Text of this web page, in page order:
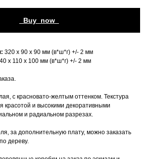
_Buy_now_
320 х 90 х 90 мм (в*ш*г) +/- 2 мм
х 110 х 100 мм (в*ш*г) +/- 2 мм
с красновато-желтым оттенком. Текстура
красотой и высокими декоративными
и радиальном разрезах.
за дополнительную плату, можно заказать
дереву.